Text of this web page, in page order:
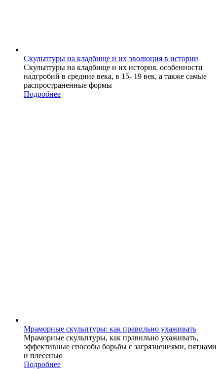
Скульптуры на кладбище и их эволюция в истории
Скульптуры на кладбище и их история, особенности
надгробий в средние века, в 15- 19 век, а также самые
распространенные формы
Подробнее
Мраморные скульптуры: как правильно ухаживать
Мраморные скульптуры, как правильно ухаживать,
эффективные способы борьбы с загрязнениями, пятнами
и плесенью
Подробнее